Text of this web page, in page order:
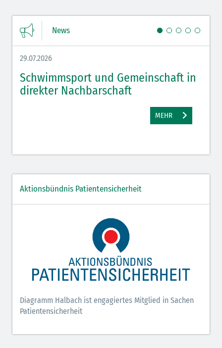
News
29.07.2026
Schwimmsport und Gemeinschaft in
direkter Nachbarschaft
MEHR
Aktionsbündnis Patientensicherheit
Diagramm Halbach ist engagiertes Mitglied in Sachen
Patientensicherheit